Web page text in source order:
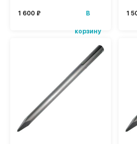
1 600 ₽ В
корзину
1